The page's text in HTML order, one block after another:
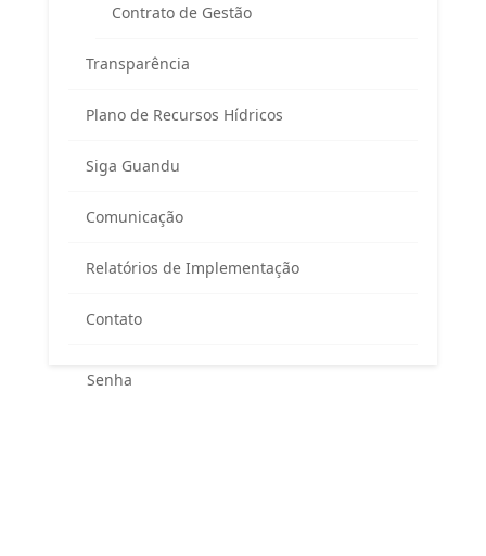
Contrato de Gestão
Transparência
Plano de Recursos Hídricos
Siga Guandu
Comunicação
Relatórios de Implementação
Contato
Área exclusiva para os membros
do Comitê Guandu-RJ